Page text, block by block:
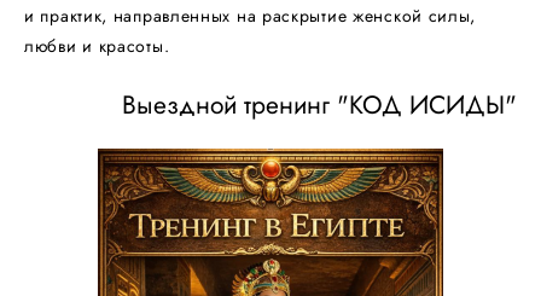
и практик, направленных на раскрытие женской силы,
любви и красоты.
Выездной тренинг "КОД ИСИДЫ"